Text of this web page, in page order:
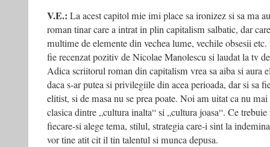
V.E.: La acest capitol mie imi place sa ironizez si sa ma
roman tinar care a intrat in plin capitalism salbatic, dar
multime de elemente din vechea lume, vechile obsesii
fie recenzat pozitiv de Nicolae Manolescu si laudat la tv
Adica scriitorul roman din capitalism vrea sa aiba si aura
daca s-ar putea si privilegiile din acea perioada, dar si sa
elitist, si de masa nu se prea poate. Noi am uitat ca nu
clasica dintre „cultura inalta“ si „cultura joasa“. Ce
fiecare-si alege tema, stilul, strategia care-i sint la
vor tine atit cit il tin talentul si munca depusa.